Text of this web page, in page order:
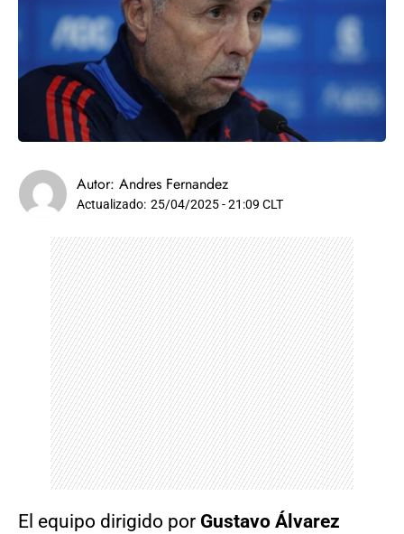
Autor: Andres Fernandez
Actualizado: 25/04/2025 - 21:09 CLT
El equipo dirigido por Gustavo Álvarez